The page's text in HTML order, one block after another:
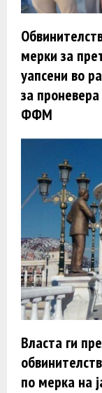
мерки за
уапсени во
за
ФФМ
Власта ги
по мерка на